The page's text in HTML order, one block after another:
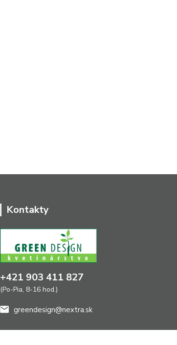
Kontakty
+421 903 411 827
(Po-Pia, 8-16 hod.)
greendesign@nextra.sk